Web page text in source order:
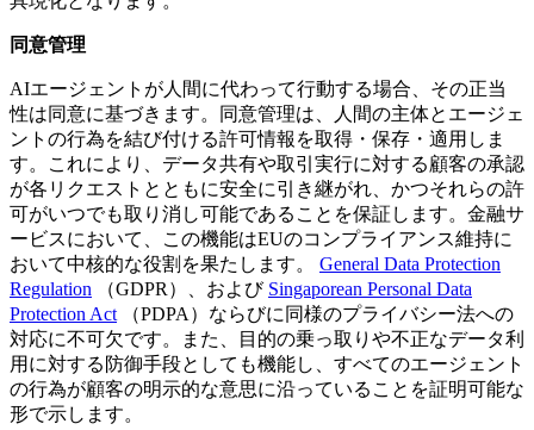
同意管理
AIエージェントが人間に代わって行動する場合、その正当
性は同意に基づきます。同意管理は、人間の主体とエージェ
ントの行為を結び付ける許可情報を取得・保存・適用しま
す。これにより、データ共有や取引実行に対する顧客の承認
が各リクエストとともに安全に引き継がれ、かつそれらの許
可がいつでも取り消し可能であることを保証します。金融サ
ービスにおいて、この機能はEUのコンプライアンス維持に
おいて中核的な役割を果たします。 General Data Protection
Regulation （GDPR）、および Singaporean Personal Data
Protection Act （PDPA）ならびに同様のプライバシー法への
対応に不可欠です。また、目的の乗っ取りや不正なデータ利
用に対する防御手段としても機能し、すべてのエージェント
の行為が顧客の明示的な意思に沿っていることを証明可能な
形で示します。